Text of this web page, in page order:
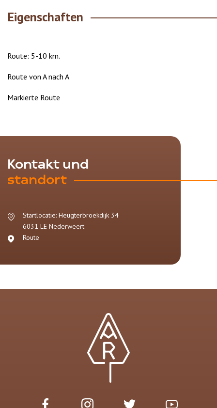
Eigenschaften
Route: 5-10 km.
Route von A nach A
Markierte Route
Kontakt und
standort
Startlocatie: Heugterbroekdijk 34
6031 LE Nederweert
Route